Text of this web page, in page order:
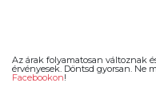
Az árak folyamatosan változnak
érvényesek. Döntsd gyorsan. Ne
Facebookon!